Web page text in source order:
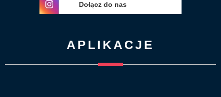
Dołącz do nas
APLIKACJE